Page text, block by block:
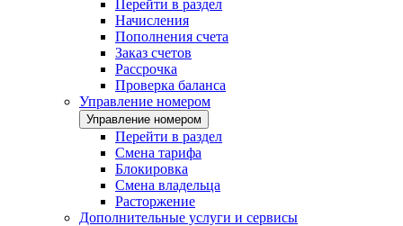
Перейти в раздел
Начисления
Пополнения счета
Заказ счетов
Рассрочка
Проверка баланса
Управление номером
Управление номером
Перейти в раздел
Смена тарифа
Блокировка
Смена владельца
Расторжение
Дополнительные услуги и сервисы